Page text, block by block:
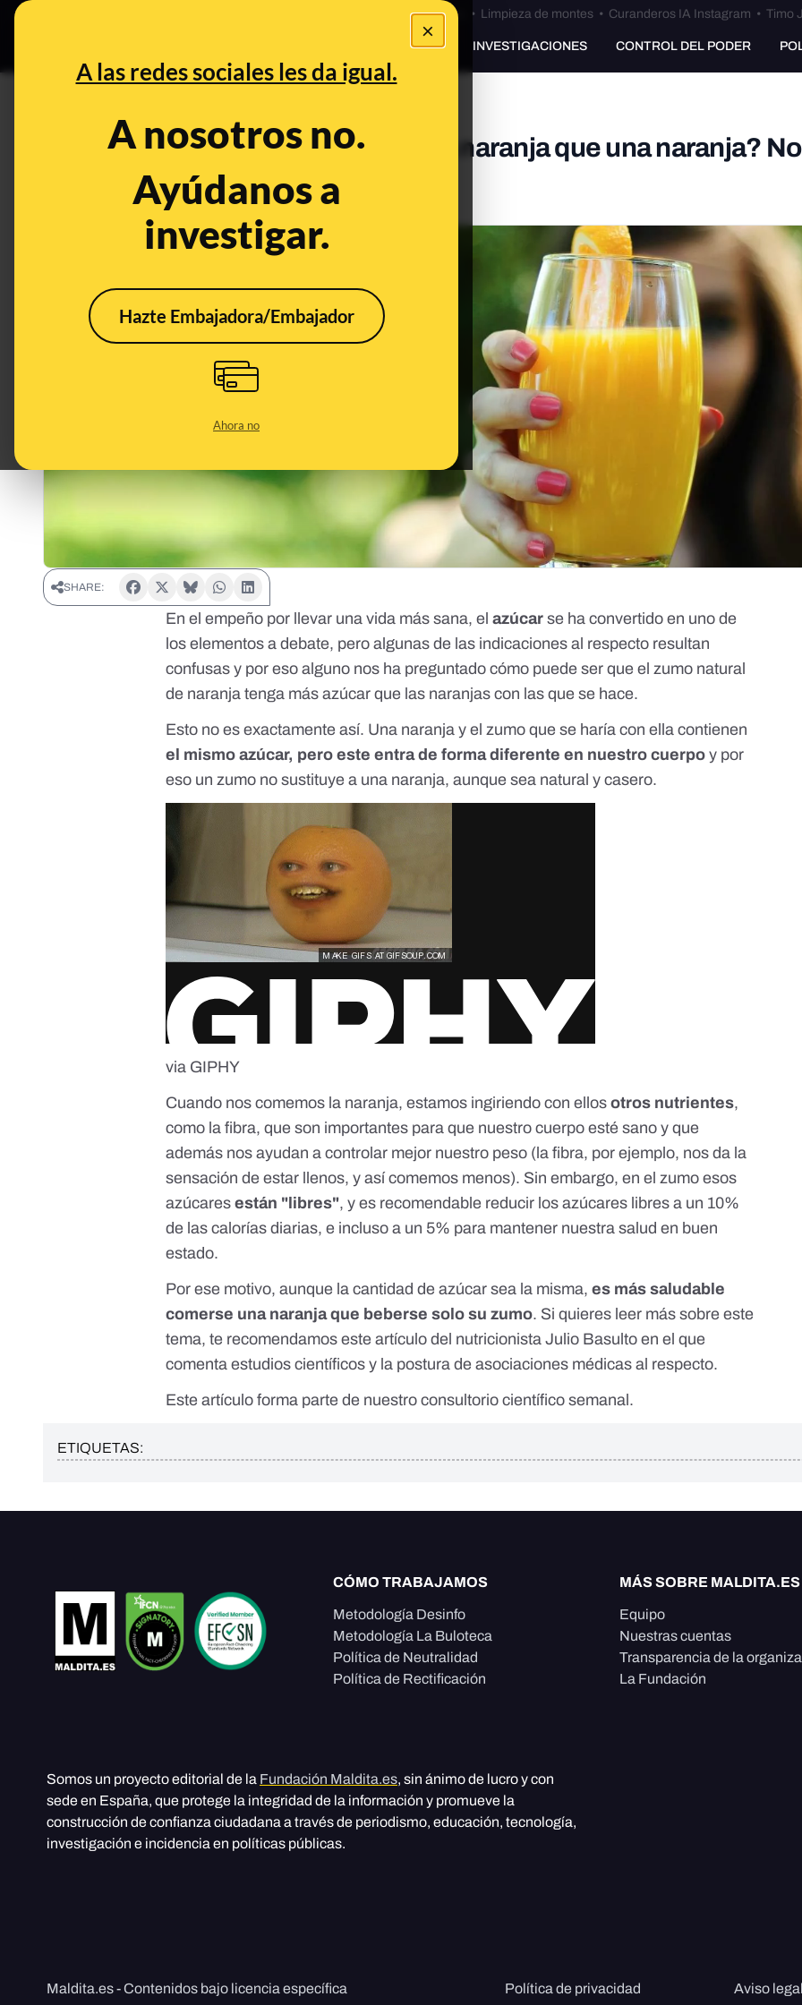
×
A las redes sociales les da igual.
A nosotros no.
Ayúdanos a
investigar.
Hazte Embajadora/Embajador
Ahora no
Bulos Ceuta • Limpieza de montes• Curanderos IA Instagram • Timo
PREBUNKING INVESTIGACIONES CONTROL DEL PODER
¿Tiene más azúcar el zumo de una naranja que una naranja?
su efecto en tu cuerpo es peor
Sep 18, 2019, 5:03:28 PM
SHARE:
En el empeño por llevar una vida más sana, elazúcar se ha convertido en uno de
los elementos a debate, pero algunas de las indicaciones al respecto resultan
confusas y por eso alguno nos ha preguntado cómo puede ser que el zumo natural
de naranja tenga más azúcar que las naranjas con las que se hace.
Esto no es exactamente así. Una naranja y el zumo que se haría con ella contienen
el mismo azúcar, pero este entra de forma diferente en nuestro cuerpo y por
eso un zumo no sustituye a una naranja, aunque sea natural y casero.
via GIPHY
Cuando nos comemos la naranja, estamos ingiriendo con ellosotros nutrientes,
como la fibra, que son importantes para que nuestro cuerpo esté sano y que
además nos ayudan a controlar mejor nuestro peso (la fibra, por ejemplo, nos da la
sensación de estar llenos, y así comemos menos). Sin embargo, en el zumo esos
azúcaresestán "libres", yes recomendable reducir los azúcares libres a un 10%
de las calorías diarias, e incluso a un 5% para mantener nuestra salud en buen
estado.
Por ese motivo, aunque la cantidad de azúcar sea la misma,es más saludable
comerse una naranja que beberse solo su zumo. Si quieres leer más sobre este
tema, te recomendamoseste artículo del nutricionista Julio Basulto en el que
comenta estudios científicos y la postura de asociaciones médicas al respecto.
Este artículo forma parte de nuestro consultorio científico semanal.
ETIQUETAS:
CÓMO TRABAJAMOS
Metodología Desinfo
Metodología La Buloteca
Política de Neutralidad
Política de Rectificación
MÁS SOBRE MALDITA.ES
Equipo
Nuestras cuentas
Transparencia de la
La Fundación
Somos un proyecto editorial de la Fundación Maldita.es, sin ánimo de lucro y con
sede en España, que protege la integridad de la información y promueve la
construcción de confianza ciudadana a través de periodismo, educación, tecnología,
investigación e incidencia en políticas públicas.
Maldita.es - Contenidos bajo licencia específica Política de privacidad Aviso legal